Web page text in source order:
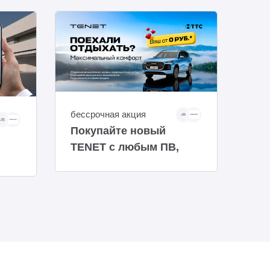
бессрочная акция
Покупайте новый
TENET с любым ПВ,